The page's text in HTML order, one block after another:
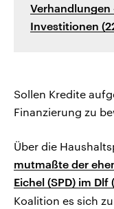
Verhandlungen
Investitionen
Sollen Kredite
Finanzierung zu
Über die
mutmaßte der
Eichel (SPD) im Dlf
Koalition es sich